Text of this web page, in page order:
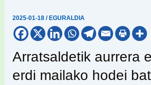
2025-01-18/ EGURALDIA
Arratsaldetik aurrera
erdi mailako hodei